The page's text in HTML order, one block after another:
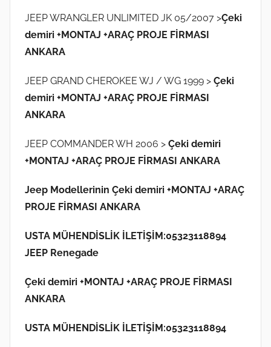
h
n
e
g
ö
d
e
l
i
ş
JEEP WRANGLER UNLIMITED JK 05/2007 >Çeki
demiri +MONTAJ +ARAÇ PROJE FİRMASI
ANKARA
JEEP GRAND CHEROKEE WJ / WG 1999 > Çeki
demiri +MONTAJ +ARAÇ PROJE FİRMASI
ANKARA
JEEP COMMANDER WH 2006 > Çeki demiri
+MONTAJ +ARAÇ PROJE FİRMASI ANKARA
Jeep Modellerinin Çeki demiri +MONTAJ +ARAÇ
PROJE FİRMASI ANKARA
USTA MÜHENDİSLİK İLETİŞİM:05323118894
JEEP Renegade
Çeki demiri +MONTAJ +ARAÇ PROJE FİRMASI
ANKARA
USTA MÜHENDİSLİK İLETİŞİM:05323118894